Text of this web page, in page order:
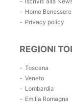
Home
Privacy policy
REGIONI
Toscana
Veneto
Lombardia
Emilia Romagna